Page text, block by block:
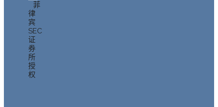
菲
律
宾
SEC
证
券
所
授
权